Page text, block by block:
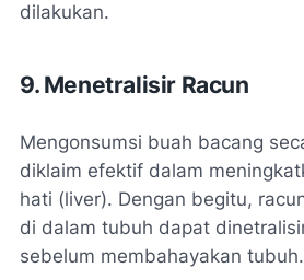
dilakukan.
9. Menetralisir Racun
Mengonsumsi buah bacang
diklaim efektif dalam
hati (liver). Dengan begitu,
di dalam tubuh dapat
sebelum membahayakan tubuh.